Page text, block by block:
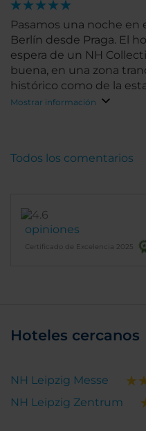
Pasamos una noche en
Berlín desde Praga. El
espera de un NH
buena, en una zona
histórico como de la
habitaciones son
dos habitaciones que
aunque habríamos
estancia fue muy corta,
Mostrar información
opiniones
Certificado de Excelencia 2025
Todos los comentarios
Hoteles cercanos
NH Leipzig Messe
NH Leipzig Zentrum